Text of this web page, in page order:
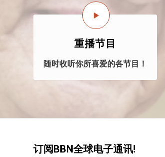
重播节目
随时收听你所喜爱的各节目！
订阅BBN全球电子通讯!